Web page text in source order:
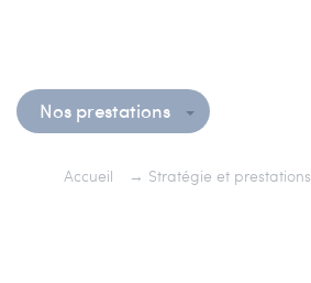
Nos prestations
Accueil → Stratégie et prestations